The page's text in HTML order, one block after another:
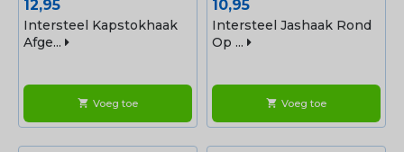
Prijs
12,95
Intersteel Kapstokhaak
Afge...
shopping_cart Voeg toe
Prijs
10,95
Intersteel Jashaak Rond
Op ...
shopping_cart Voeg toe